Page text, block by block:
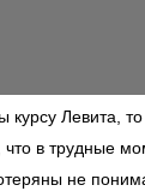
курсу Левита, то
что в трудные
не